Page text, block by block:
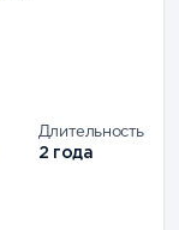
Длительность
2 года